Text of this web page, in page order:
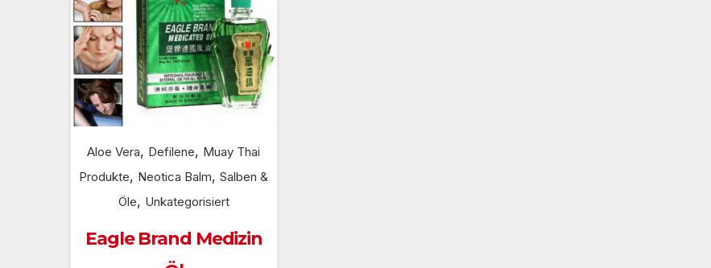
Aloe Vera, Defilene, Muay Thai
Produkte, Neotica Balm,Salben &
Öle, Unkategorisiert
Eagle Brand Medizin